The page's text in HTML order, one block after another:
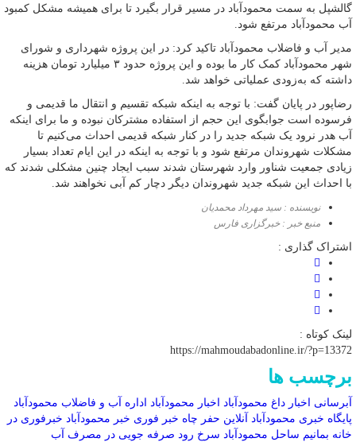
گالشپل به سمت محمودآباد در مسیر قرار بگیرد تا برای همیشه مشکل کمبود
آب محمودآباد مرتفع شود.
مدیر آب و فاضلاب محمودآباد تاکید کرد: در این پروژه شهرداری و شورای
شهر محمودآباد کمک کار ما بوده و این پروژه حدود ۳ میلیارد تومان هزینه
داشته که به‌زودی عملیاتی خواهد شد.
رضاپور در پایان گفت: با توجه به اینکه شبکه تقسیم و انتقال ما قدیمی و
فرسوده است جوابگوی این حجم از استفاده مشترکان نبوده و ما برای اینکه
آب هدر نرود یک شبکه جدید را در کنار شبکه قدیمی احداث می‌کنیم تا
مشکلات شهروندان مرتفع شود و با توجه به اینکه در این ایام تعداد بسیار
زیادی جمعیت شناور وارد شهرستان شدند سبب ایجاد چنین مشکلی شدند که
با احداث این شبکه جدید شهروندان دیگر دچار کم آبی نخواهند شد.
نویسنده : سید مهرداد محمدیان
منبع خبر : خبرگزاری فارس
اشتراک گذاری :
لینک کوتاه :
https://mahmoudabadonline.ir/?p=13372
برچسب ها
آبرسانی اخبار داغ محمودآباد اخبار محمودآباد اداره آب و فاضلاب محمودآباد
پایگاه خبری محمودآباد آنلاین حفر چاه خبر فوری خبر محمودآباد خبرفوری در
خانه بمانیم ساحل محمودآباد سرخ رود صرفه جویی در مصرف آب